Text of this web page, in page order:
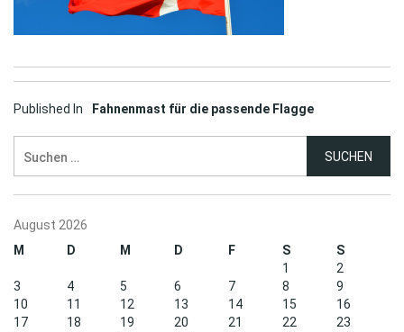
Post
navigation
Published In Fahnenmast für die passende Flagge
nach:
August 2026
M
D M D F S
S
1
2
3
4 5 6 7 8
9
10
11 12 13 14 15
16
17
18 19 20 21 22
23